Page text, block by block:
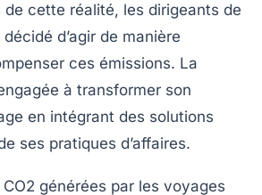
de cette réalité, les dirigeants de
d’agir de manière
ces émissions. La
à transformer son
en intégrant des solutions
ses pratiques d’affaires.
générées par les voyages